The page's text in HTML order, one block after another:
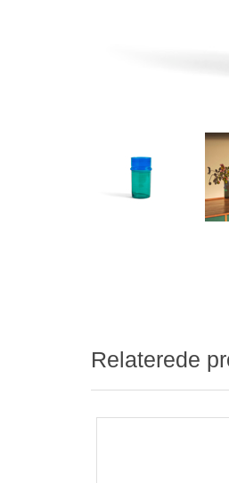
Relaterede